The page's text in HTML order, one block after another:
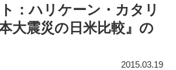
：ハリケーン・カタリ
大震災の日米比較』の
2015.03.19